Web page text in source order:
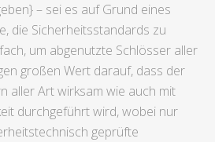
– sei es auf Grund eines
die Sicherheitsstandards zu
um abgenutzte Schlösser aller
großen Wert darauf, dass der
aller Art wirksam wie auch mit
durchgeführt wird, wobei nur
geprüfte